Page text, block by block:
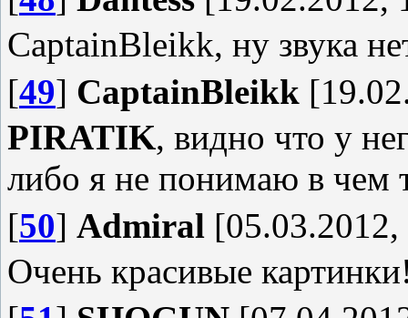
CaptainBleikk, ну звука
[49] CaptainBleikk
PIRATIK, видно что у
либо я не понимаю в чем
[50] Admiral
Очень красивые